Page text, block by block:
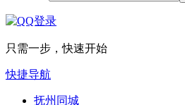
只需一步，快速开始
快捷导航
抚州同城